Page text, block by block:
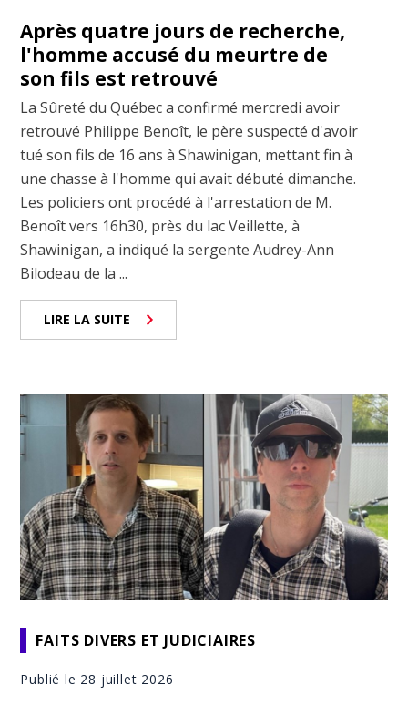
Après quatre jours de recherche,
l'homme accusé du meurtre de
son fils est retrouvé
La Sûreté du Québec a confirmé mercredi avoir
retrouvé Philippe Benoît, le père suspecté d'avoir
tué son fils de 16 ans à Shawinigan, mettant fin à
une chasse à l'homme qui avait débuté dimanche.
Les policiers ont procédé à l'arrestation de M.
Benoît vers 16h30, près du lac Veillette, à
Shawinigan, a indiqué la sergente Audrey-Ann
Bilodeau de la ...
LIRE LA SUITE
FAITS DIVERS ET JUDICIAIRES
Publié le 28 juillet 2026